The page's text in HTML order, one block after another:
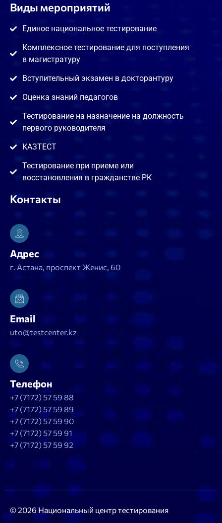
Виды мероприятий
Единое национальное тестирование
Комплексное тестирование для поступления
в магистратуру
Вступительный экзамен в докторантуру
Оценка знаний педагогов
Тестирование на назначение на должность
первого руководителя
КАЗТЕСТ
Тестирование при приеме или
восстановления в гражданстве РК
Контакты
Адрес
г. Астана, проспект Женис, 60
Email
uto@testcenter.kz
Телефон
+7 (7172) 57 59 88
+7 (7172) 57 59 89
+7 (7172) 57 59 90
+7 (7172) 57 59 91
+7 (7172) 57 59 92
© 2026 Национальный центр тестирования